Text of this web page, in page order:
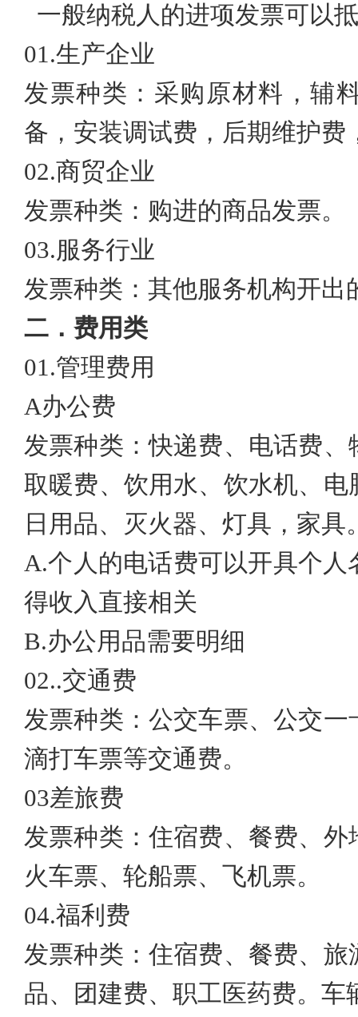
一般纳税人的进项发票可以
01.生产企业
发票种类：采购原材料，辅
备，安装调试费，后期维护费
02.商贸企业
发票种类：购进的商品发票。
03.服务行业
发票种类：其他服务机构开出
二． 费用类
01.管理费用
A办公费
发票种类：快递费、电话费
取暖费、饮用水、饮水机、
日用品、灭火器、灯具，家具
A.个人的电话费可以开具个
得收入直接相关
B.办公用品需要明细
02..交通费
发票种类：公交车票、公交
滴打车票等交通费。
03差旅费
发票种类：住宿费、餐费、
火车票、轮船票、飞机票。
04.福利费
发票种类：住宿费、餐费、
品、团建费、职工医药费。车